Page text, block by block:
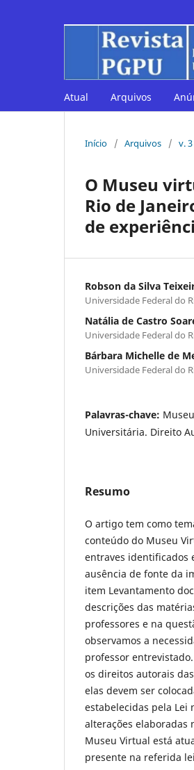
Atual Arquivos
Início / Arquivos / v.
O Museu
Rio de
de
Robson da Silva
Universidade Federal do
Natália de Castro
Universidade Federal do
Bárbara Michelle de
Universidade Federal do
Palavras-chave:
Universitária. Direito
Resumo
O artigo tem como
conteúdo do Museu
entraves identificados
ausência de fonte da
item Levantamento
descrições das
professores e na
observamos a
professor
os direitos autorais
elas devem ser
estabelecidas pela Lei
alterações elaboradas
Museu Virtual está
presente na referida